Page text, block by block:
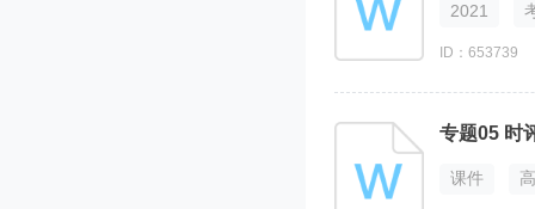
2021
ID：653739
课件